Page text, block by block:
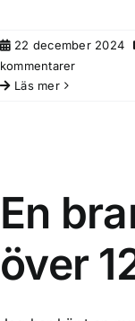
22 december 2024
kommentarer
Läs mer
En
över